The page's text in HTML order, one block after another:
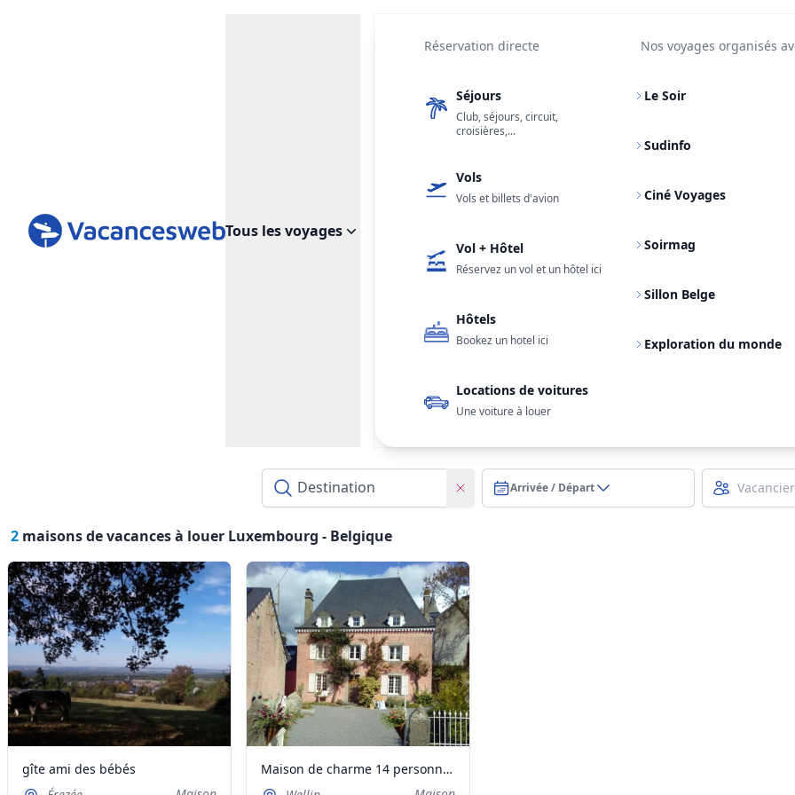
Tous les voyages
Réservation directe
Séjours
Club, séjours, circuit,
croisières,...
Vols
Vols et billets d'avion
Vol + Hôtel
Réservez un vol et un hôtel ici
Hôtels
Bookez un hotel ici
Locations de voitures
Une voiture à louer
Nos voyages organisés
Le Soir
Sudinfo
Ciné Voyages
Soirmag
Sillon Belge
Exploration du monde
Arrivée / Départ
2 maisons de vacances à louer Luxembourg - Belgique
gîte ami des bébés
Maison de charme 14 personnes en bord de Lesse, proche de Han-sur-Lesse